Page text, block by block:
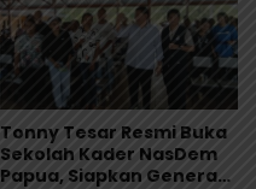
Tonny Tesar Resmi Buka
Sekolah Kader NasDem
Papua, Siapkan Generasi